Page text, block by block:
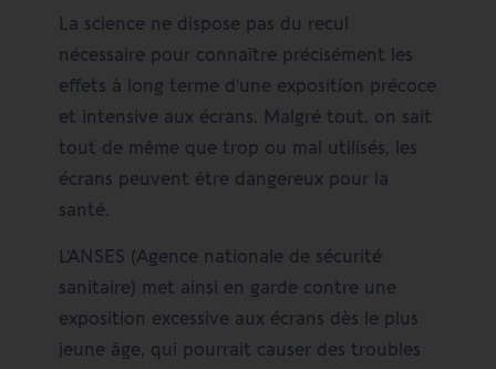
La science ne dispose pas du recul
nécessaire pour connaître précisément les
effets à long terme d’une exposition précoce
et intensive aux écrans. Malgré tout, on sait
tout de même que trop ou mal utilisés, les
écrans peuvent être dangereux pour la
santé.
L’ANSES (Agence nationale de sécurité
sanitaire) met ainsi en garde contre une
exposition excessive aux écrans dès le plus
jeune âge, qui pourrait causer des troubles